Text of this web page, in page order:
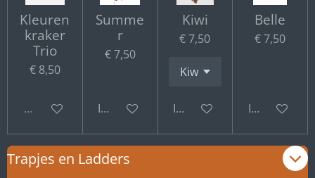
Kleuren
kraker
Trio
€ 8,50
Uitverkocht
Summe
r
€ 7,50
In winkelwagen
Kiwi
€ 7,50
In winkelwagen
Belle
€ 7,50
In
Trapjes en Ladders